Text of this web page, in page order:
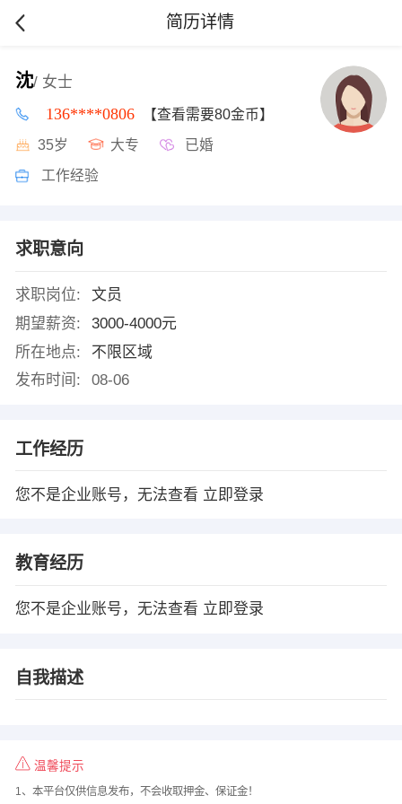
简历详情
沈/ 女士
136****0806 【查看需要80金币】
35岁 大专 已婚
工作经验
求职意向
求职岗位:
文员
期望薪资:
3000-4000元
所在地点:
不限区域
发布时间:
08-06
工作经历
您不是企业账号，无法查看 立即登录
教育经历
您不是企业账号，无法查看 立即登录
自我描述
温馨提示
1、本平台仅供信息发布，不会收取押金、保证金！